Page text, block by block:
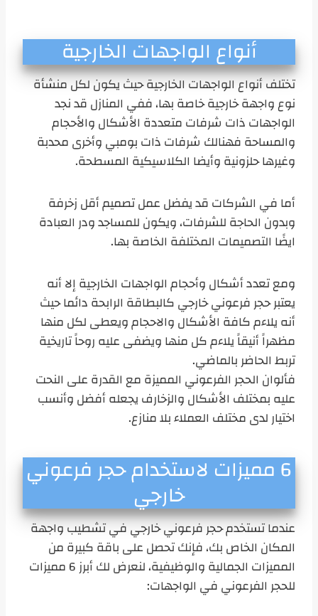
أنواع الواجهات الخارجية
تختلف أنواع الواجهات الخارجية حيث يكون لكل منشأة
نوع واجهة خارجية خاصة بها، ففي المنازل قد نجد
الواجهات ذات شرفات متعددة الأشكال والأحجام
والمساحة فهنالك شرفات ذات بومبي وأخرى محدبة
وغيرها حلزونية وأيضا الكلاسيكية المسطحة.
أما في الشركات قد يفضل عمل تصميم أقل زخرفة
وبدون الحاجة للشرفات، ويكون للمساجد ودر العبادة
ايضًا التصميمات المختلفة الخاصة بها.
ومع تعدد أشكال وأحجام الواجهات الخارجية إلا أنه
يعتبر حجر فرعوني خارجي كالبطاقة الرابحة دائما حيث
أنه يلاءم كافة الأشكال والاحجام ويعطى لكل منها
مظهراً أنيقاً يلاءم كل منها ويضفى عليه روحاً تاريخية
تربط الحاضر بالماضي.
فألوان الحجر الفرعوني المميزة مع القدرة على النحت
عليه بمختلف الأشكال والزخارف يجعله أفضل وأنسب
اختيار لدى مختلف العملاء بلا منازع.
6 مميزات لاستخدام حجر فرعوني
خارجي
عندما تستخدم حجر فرعوني خارجي في تشطيب واجهة
المكان الخاص بك، فإنك تحصل على باقة كبيرة من
المميزات الجمالية والوظيفية، لنعرض لك أبرز 6 مميزات
للحجر الفرعوني في الواجهات: